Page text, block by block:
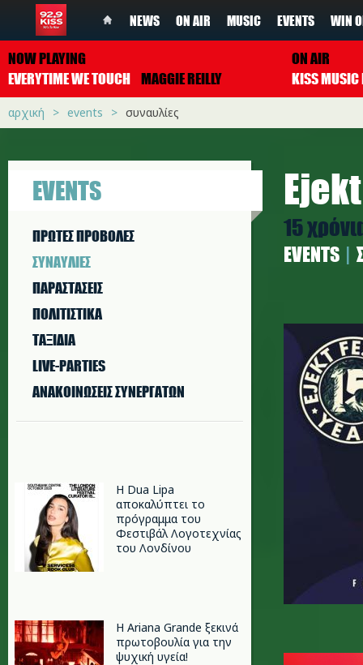
NEWS ON AIR MUSIC EVENTS WIN
NOW PLAYING
EVERYTIME WE TOUCH MAGGIE REILLY
ON AIR
αρχική events συναυλίες
EVENTS
ΠΡΩΤΕΣ ΠΡΟΒΟΛΕΣ
ΣΥΝΑΥΛΙΕΣ
ΠΑΡΑΣΤAΣΕΙΣ
ΠΟΛΙΤΙΣΤΙΚA
ΤΑΞΙΔΙΑ
LIVE-PARTIES
ΑΝΑΚΟΙΝΩΣΕΙΣ ΣΥΝΕΡΓΑΤΩΝ
Η Dua Lipa
αποκαλύπτει το
πρόγραμμα του
Φεστιβάλ Λογοτεχνίας
του Λονδίνου
Η Ariana Grande ξεκινά
πρωτοβουλία για την
ψυχική υγεία!
15
EVENTS
the-